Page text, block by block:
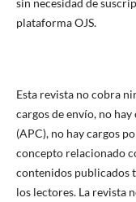
sin necesidad de
plataforma OJS.
Esta revista no cobra
cargos de envío, no
(APC), no hay cargos
concepto relacionado
contenidos publicados
los lectores. La revista